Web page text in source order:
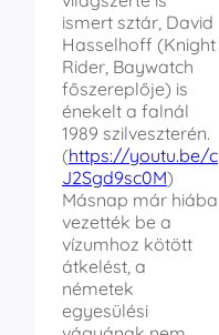
ismert sztár, David
Hasselhoff (Knight
Rider, Baywatch
főszereplője) is
énekelt a falnál
1989 szilveszterén.
(https://youtu.be/c
J2Sgd9sc0M)
Másnap már hiába
vezették be a
vízumhoz kötött
átkelést, a
németek
egyesülési